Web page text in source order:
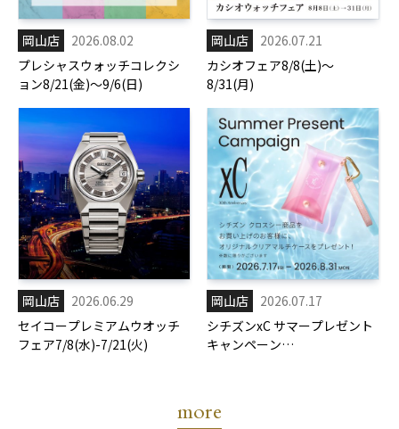
岡山店
2026.08.02
プレシャスウォッチコレクシ
ョン8/21(金)～9/6(日)
岡山店
2026.07.21
カシオフェア8/8(土)～
8/31(月)
岡山店
2026.06.29
セイコープレミアムウオッチ
フェア7/8(水)-7/21(火)
岡山店
2026.07.17
シチズンxC サマープレゼント
キャンペーン
more